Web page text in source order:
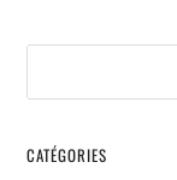
CATÉGORIES